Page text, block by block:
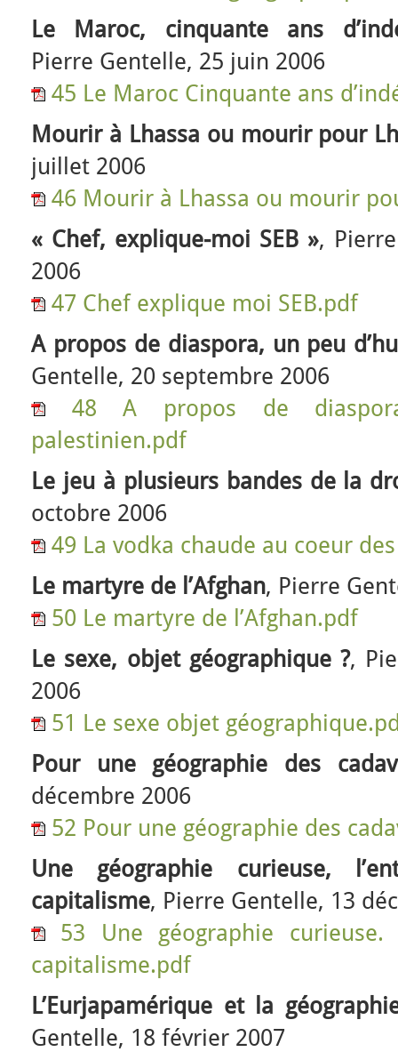
Le Maroc, cinquante ans
Pierre Gentelle, 25 juin 2006
45 Le Maroc Cinquante ans
Mourir à Lhassa ou mourir pour
juillet 2006
46 Mourir à Lhassa ou mourir
« Chef, explique-moi SEB »,
2006
47 Chef explique moi SEB.pdf
A propos de diaspora, un peu
Gentelle, 20 septembre 2006
48 A propos de
palestinien.pdf
Le jeu à plusieurs bandes de la
octobre 2006
49 La vodka chaude au coeur
Le martyre de l’Afghan, Pierre
50 Le martyre de l’Afghan.pdf
Le sexe, objet géographique ?,
2006
51 Le sexe objet
Pour une géographie des
décembre 2006
52 Pour une géographie des
Une géographie curieuse,
capitalisme, Pierre Gentelle, 13
53 Une géographie curieuse.
capitalisme.pdf
L’Eurjapamérique et la
Gentelle, 18 février 2007